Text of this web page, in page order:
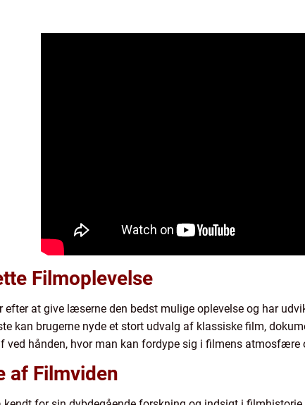
Filmoplevelse
at give læserne den bedst mulige oplevelse og har
kan brugerne nyde et stort udvalg af klassiske film,
ved hånden, hvor man kan fordype sig i filmens atmosfære
af Filmviden